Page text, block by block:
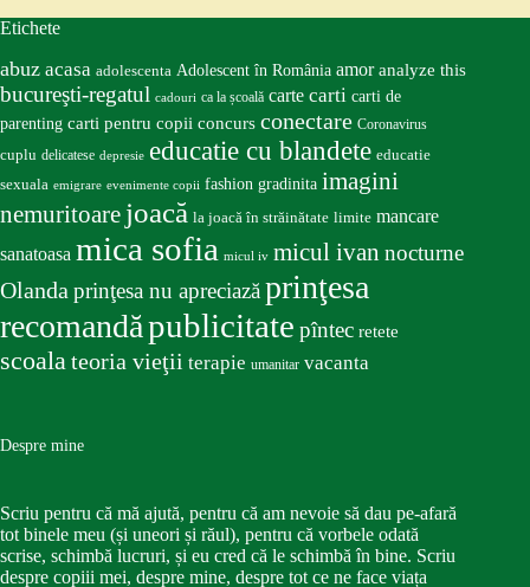
Etichete
abuz acasa adolescenta Adolescent în România amor analyze this
bucureşti-regatul cadouri ca la școală carte carti carti de
parenting carti pentru copii concurs conectare Coronavirus
cuplu delicatese depresie educatie cu blandete educatie
sexuala emigrare evenimente copii fashion gradinita imagini
nemuritoare joacă la joacă în străinătate limite mancare
sanatoasa mica sofia micul iv micul ivan nocturne
Olandaprinţesa nu apreciazăprinţesa
recomandăpublicitate pîntec retete
scoalateoria vieţii terapie umanitar vacanta
Despre mine
Scriu pentru că mă ajută, pentru că am nevoie să dau pe-afară
tot binele meu (și uneori și răul), pentru că vorbele odată
scrise, schimbă lucruri, și eu cred că le schimbă în bine. Scriu
despre copiii mei, despre mine, despre tot ce ne face viața